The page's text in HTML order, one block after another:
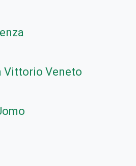
Vittorio Veneto